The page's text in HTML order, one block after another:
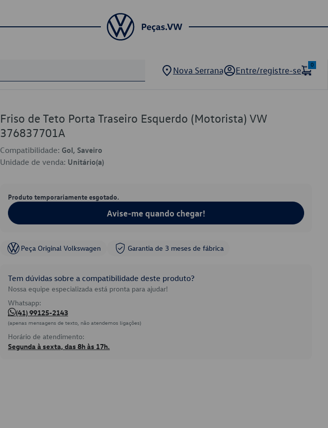
Nova Serrana Entre/registre-se
0
Friso de Teto Porta Traseiro Esquerdo (Motorista) VW
376837701A
Compatibilidade: Gol, Saveiro
Unidade de venda: Unitário(a)
Produto temporariamente esgotado.
Avise-me quando chegar!
Peça Original Volkswagen Garantia de 3 meses de fábrica
Tem dúvidas sobre a compatibilidade deste produto?
Nossa equipe especializada está pronta para ajudar!
Whatsapp:
(41) 99125-2143
(apenas mensagens de texto, não atendemos ligações)
Horário de atendimento:
Segunda à sexta, das 8h às 17h.